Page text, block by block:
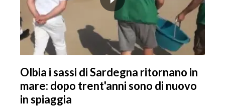
Olbia i sassi di Sardegna ritornano in
mare: dopo trent'anni sono di nuovo
in spiaggia